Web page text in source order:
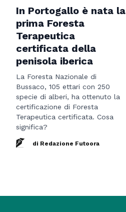
In Portogallo è nata la
prima Foresta
Terapeutica
certificata della
penisola iberica
La Foresta Nazionale di
Bussaco, 105 ettari con 250
specie di alberi, ha ottenuto la
certificazione di Foresta
Terapeutica certificata. Cosa
significa?
di Redazione Futoora